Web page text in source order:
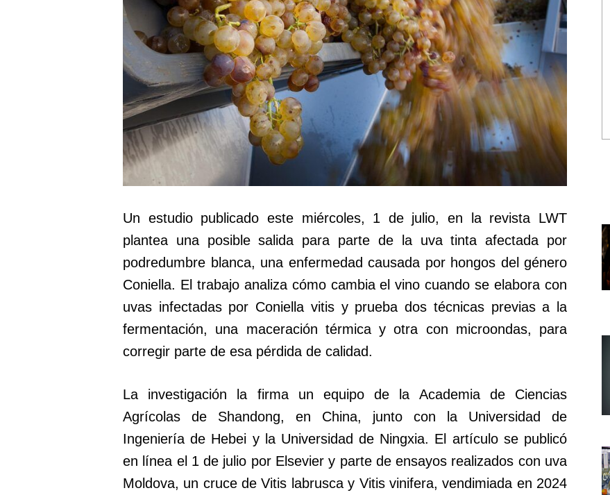
Un estudio publicado este miércoles, 1 de julio, en la revista LWT
plantea una posible salida para parte de la uva tinta afectada por
podredumbre blanca, una enfermedad causada por hongos del género
Coniella. El trabajo analiza cómo cambia el vino cuando se elabora con
uvas infectadas por Coniella vitis y prueba dos técnicas previas a la
fermentación, una maceración térmica y otra con microondas, para
corregir parte de esa pérdida de calidad.
La investigación la firma un equipo de la Academia de Ciencias
Agrícolas de Shandong, en China, junto con la Universidad de
Ingeniería de Hebei y la Universidad de Ningxia. El artículo se publicó
en línea el 1 de julio por Elsevier y parte de ensayos realizados con uva
Moldova, un cruce de Vitis labrusca y Vitis vinifera, vendimiada en 2024